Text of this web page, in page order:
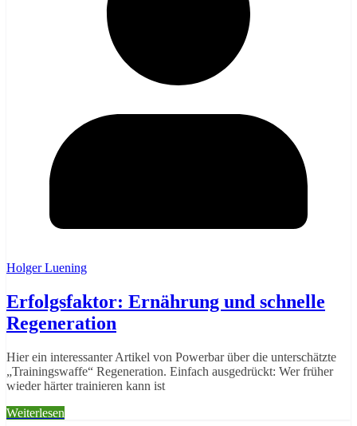
Holger Luening
Erfolgsfaktor: Ernährung und schnelle
Regeneration
Hier ein interessanter Artikel von Powerbar über die unterschätzte
„Trainingswaffe“ Regeneration. Einfach ausgedrückt: Wer früher
wieder härter trainieren kann ist
Weiterlesen